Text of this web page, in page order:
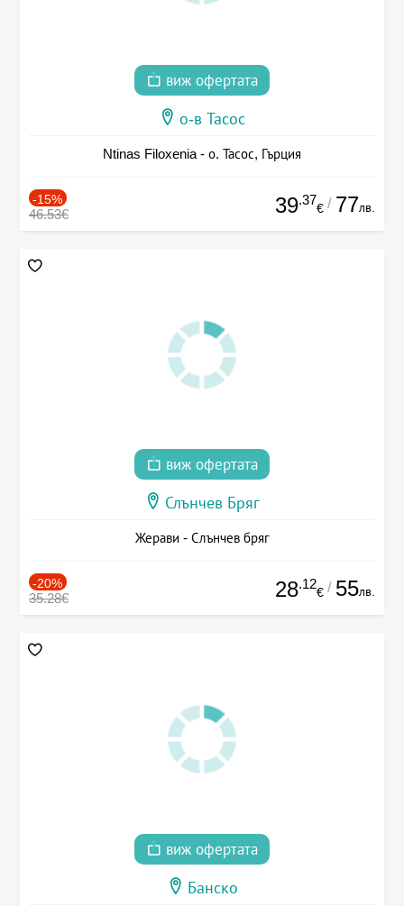
виж офертата
о-в Тасос
Ntinas Filoxenia - о. Тасос, Гърция
-15%
46.53€ 39.37
€ / 77лв.
виж офертата
Слънчев Бряг
Жерави - Слънчев бряг
-20%
35.28€ 28.12
€ / 55лв.
виж офертата
Банско